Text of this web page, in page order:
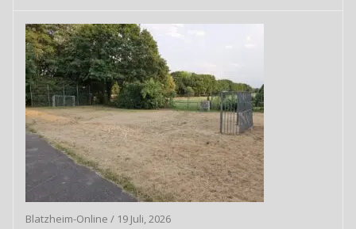
Blatzheim-Online / 19 Juli, 2026